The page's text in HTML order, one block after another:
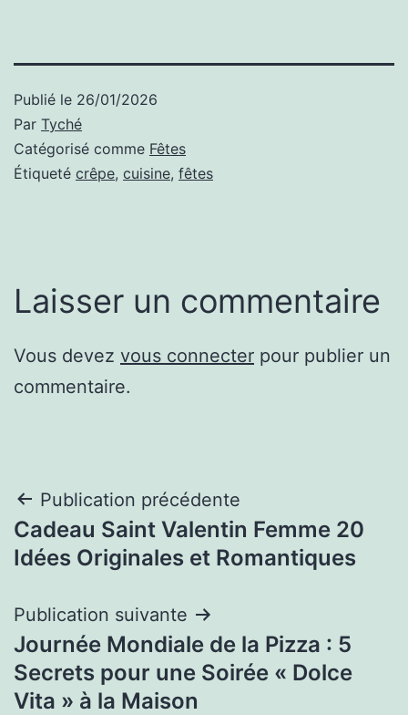
Publié le 26/01/2026
Par Tyché
Catégorisé comme Fêtes
Étiqueté crêpe, cuisine, fêtes
Laisser un commentaire
Vous devez vous connecter pour publier un
commentaire.
Navigation
de
Publication précédente
Cadeau Saint Valentin Femme 20
Idées Originales et Romantiques
Publication suivante
Journée Mondiale de la Pizza : 5
Secrets pour une Soirée « Dolce
Vita » à la Maison